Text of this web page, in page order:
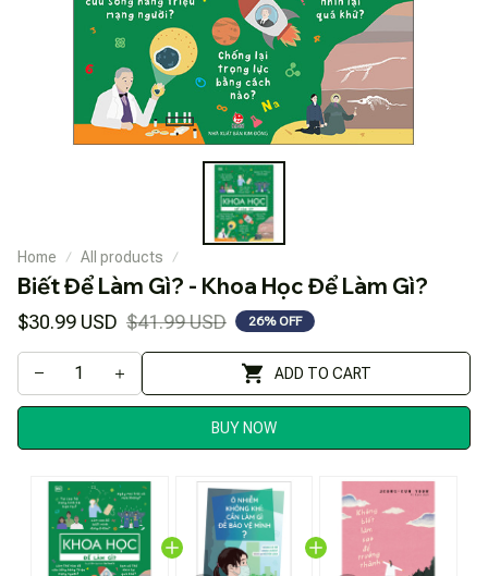
Home All products
Biết Để Làm Gì? - Khoa Học Để Làm Gì?
$30.99 USD $41.99 USD 26% OFF
ADD TO CART
BUY NOW